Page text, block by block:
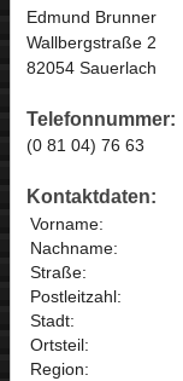
Edmund Brunner
Wallbergstraße 2
82054 Sauerlach
Telefonnummer:
(0 81 04) 76 63
Kontaktdaten:
Vorname:
Nachname:
Straße:
Postleitzahl:
Stadt:
Ortsteil:
Region: